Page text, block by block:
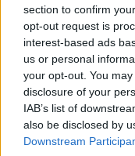
section to confirm
opt-out request is
interest-based ads
us or personal
your opt-out. You
disclosure of your
IAB’s list of
also be disclosed by
Downstream
„A Müncheni Műszaki
felsőoktatásban a CEU-
semmilyen akadályba
Miniszterelnökség
országgyűlési képviselő
Felsőoktatás
Eduline